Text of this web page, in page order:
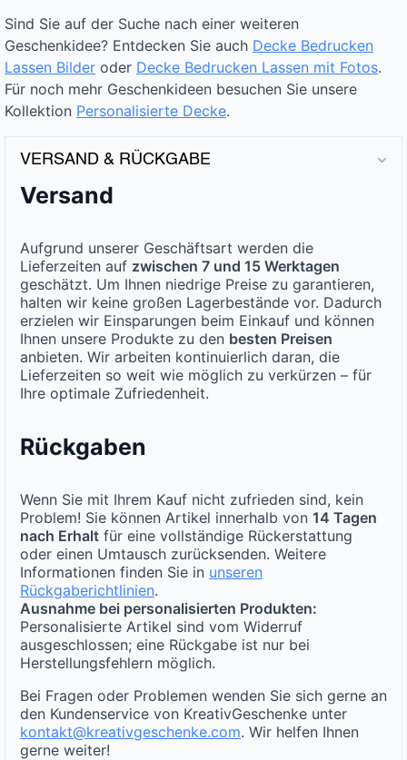
Sind Sie auf der Suche nach einer weiteren
Geschenkidee? Entdecken Sie auch Decke Bedrucken
Lassen Bilder oder Decke Bedrucken Lassen mit Fotos.
Für noch mehr Geschenkideen besuchen Sie unsere
Kollektion Personalisierte Decke.
VERSAND & RÜCKGABE
Versand
Aufgrund unserer Geschäftsart werden die
Lieferzeiten auf zwischen 7 und 15 Werktagen
geschätzt. Um Ihnen niedrige Preise zu garantieren,
halten wir keine großen Lagerbestände vor. Dadurch
erzielen wir Einsparungen beim Einkauf und können
Ihnen unsere Produkte zu den besten Preisen
anbieten. Wir arbeiten kontinuierlich daran, die
Lieferzeiten so weit wie möglich zu verkürzen – für
Ihre optimale Zufriedenheit.
Rückgaben
Wenn Sie mit Ihrem Kauf nicht zufrieden sind, kein
Problem! Sie können Artikel innerhalb von 14 Tagen
nach Erhalt für eine vollständige Rückerstattung
oder einen Umtausch zurücksenden. Weitere
Informationen finden Sie in unseren
Rückgaberichtlinien.
Ausnahme bei personalisierten Produkten:
Personalisierte Artikel sind vom Widerruf
ausgeschlossen; eine Rückgabe ist nur bei
Herstellungsfehlern möglich.
Bei Fragen oder Problemen wenden Sie sich gerne an
den Kundenservice von KreativGeschenke unter
kontakt@kreativgeschenke.com. Wir helfen Ihnen
gerne weiter!